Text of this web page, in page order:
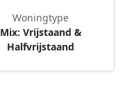
Woningtype
Mix: Vrijstaand &
Halfvrijstaand